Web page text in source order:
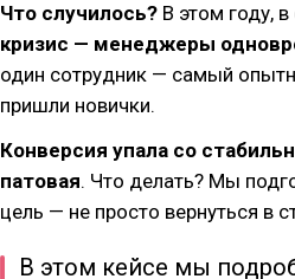
Что случилось? В этом году,
кризис — менеджеры
один сотрудник — самый
пришли новички.
Конверсия упала со
патовая. Что делать? Мы
цель — не просто вернуться в
В этом кейсе мы